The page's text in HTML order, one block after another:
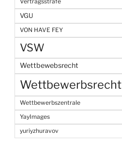
VGU
VON HAVE FEY
VSW
Wettbewebsrecht
Wettbewerbsrecht
Wettbewerbszentrale
YayImages
yuriyzhuravov